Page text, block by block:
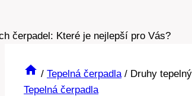
/ Tepelná čerpadla / Druhy
Tepelná čerpadla